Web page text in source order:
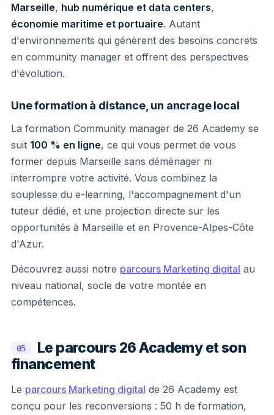
Marseille, hub numérique et data centers,
économie maritime et portuaire. Autant
d'environnements qui génèrent des besoins concrets
en community manager et offrent des perspectives
d'évolution.
Une formation à distance, un ancrage local
La formation Community manager de 26 Academy se
suit 100 % en ligne, ce qui vous permet de vous
former depuis Marseille sans déménager ni
interrompre votre activité. Vous combinez la
souplesse du e-learning, l'accompagnement d'un
tuteur dédié, et une projection directe sur les
opportunités à Marseille et en Provence-Alpes-Côte
d'Azur.
Découvrez aussi notre parcours Marketing digital au
niveau national, socle de votre montée en
compétences.
05
Le parcours 26 Academy et son
financement
Le parcours Marketing digital de 26 Academy est
conçu pour les reconversions : 50 h de formation,